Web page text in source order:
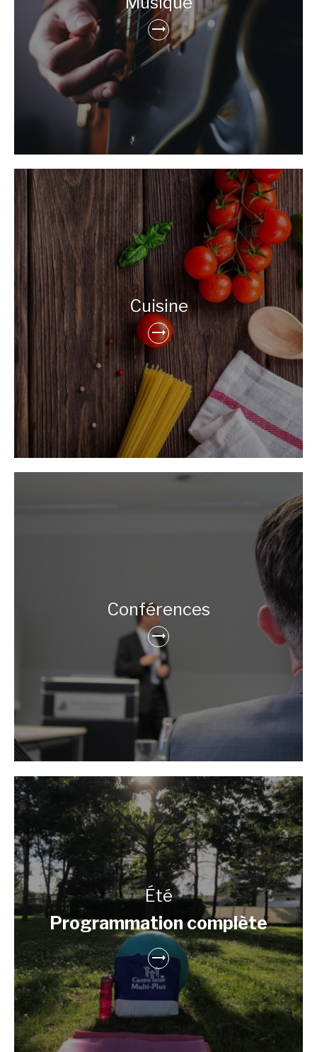
Cuisine
Conférences
Été
Programmation complète